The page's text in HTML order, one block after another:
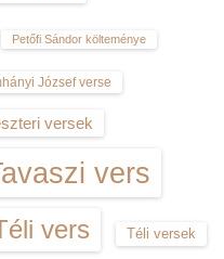
Petőfi Sándor költeménye
József verse
versek
vers
vers Téli versek